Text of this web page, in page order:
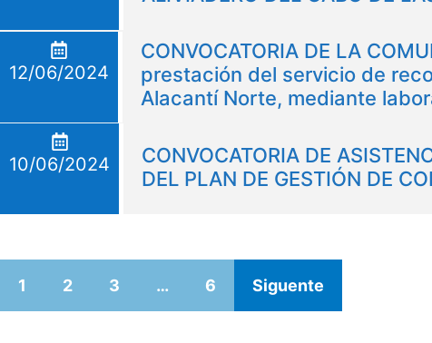
12/06/2024
CONVOCATORIA DE LA
prestación del servicio de
Alacantí Norte, mediante
10/06/2024
CONVOCATORIA DE
DEL PLAN DE GESTIÓN DE
1 2 3 … 6 Siguente